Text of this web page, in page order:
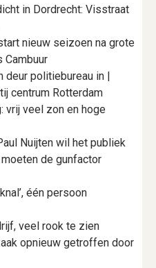
in Dordrecht: Visstraat
nieuw seizoen na grote
Cambuur
deur politiebureau in |
centrum Rotterdam
vrij veel zon en hoge
Nuijten wil het publiek
moeten de gunfactor
één persoon
veel rook te zien
opnieuw getroffen door